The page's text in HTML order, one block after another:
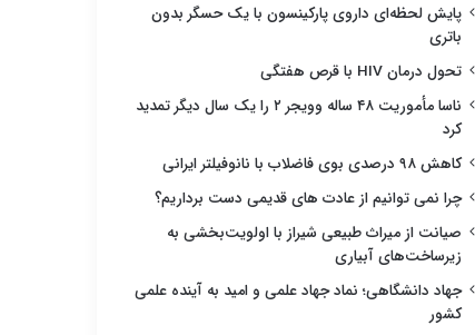
پایش لحظه‌ای داروی پارکینسون با یک حسگر بدون
باتری
تحول درمان HIV با قرص هفتگی
ناسا مأموریت ۴۸ ساله وویجر ۲ را یک سال دیگر تمدید
کرد
کاهش ۹۸ درصدی بوی فاضلاب با نانوفیلتر ایرانی
چرا نمی توانیم از عادت های قدیمی دست برداریم؟
صیانت از میراث طبیعی شیراز با اولویت‌بخشی به
زیرساخت‌های آبیاری
جهاد دانشگاهی؛ نماد جهاد علمی و امید به آینده علمی
کشور